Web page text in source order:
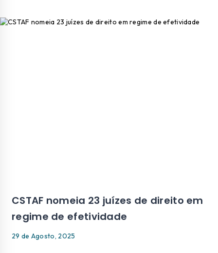
CSTAF nomeia 23 juízes de direito em
regime de efetividade
29 de Agosto, 2025